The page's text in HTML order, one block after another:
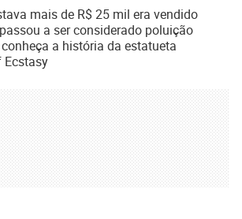
mais de R$ 25 mil era vendido
a ser considerado poluição
a história da estatueta